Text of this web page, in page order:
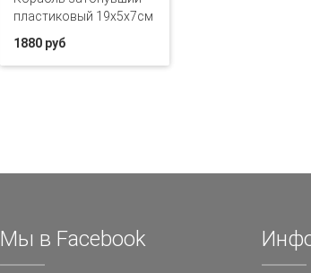
пластиковый 19х5х7см
1880 руб
Мы в Facebook